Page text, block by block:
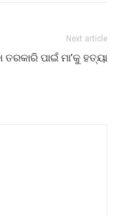
Next article
ତରକାରି ପାଇଁ ମା’କୁ ହତ୍ୟା